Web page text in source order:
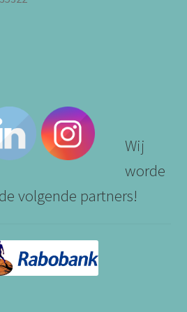
Wij
worde
volgende partners!